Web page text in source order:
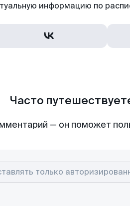
информацию по
Часто
— он поможет